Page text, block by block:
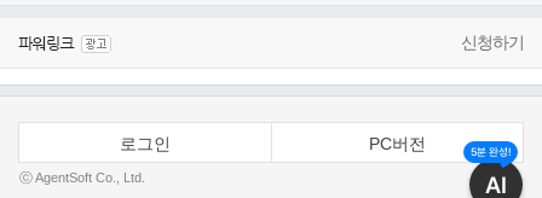
신청하기
로그인 PC버전
ⓒ AgentSoft Co., Ltd.
5분 완성!
AI